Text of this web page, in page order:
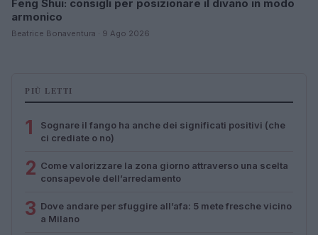
Feng Shui: consigli per posizionare il divano in modo
armonico
Beatrice Bonaventura · 9 Ago 2026
PIÙ LETTI
1
Sognare il fango ha anche dei significati positivi (che
ci crediate o no)
2 Come valorizzare la zona giorno attraverso una scelta
consapevole dell’arredamento
3 Dove andare per sfuggire all’afa: 5 mete fresche vicino
a Milano